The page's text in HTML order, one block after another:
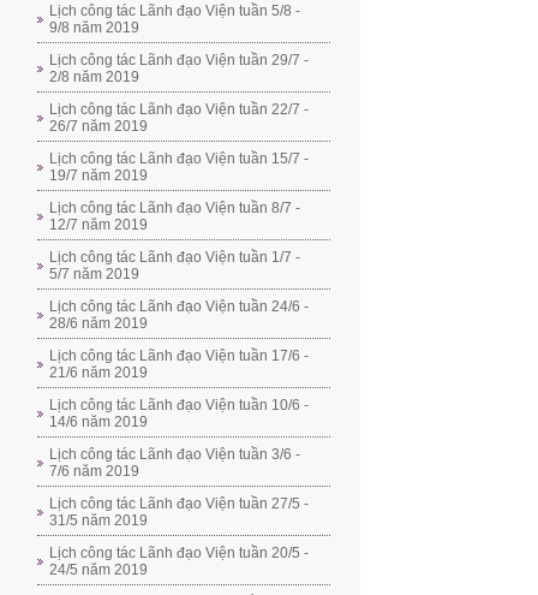
Lịch công tác Lãnh đạo Viện tuần 5/8 -
9/8 năm 2019
Lịch công tác Lãnh đạo Viện tuần 29/7 -
2/8 năm 2019
Lịch công tác Lãnh đạo Viện tuần 22/7 -
26/7 năm 2019
Lịch công tác Lãnh đạo Viện tuần 15/7 -
19/7 năm 2019
Lịch công tác Lãnh đạo Viện tuần 8/7 -
12/7 năm 2019
Lịch công tác Lãnh đạo Viện tuần 1/7 -
5/7 năm 2019
Lịch công tác Lãnh đạo Viện tuần 24/6 -
28/6 năm 2019
Lịch công tác Lãnh đạo Viện tuần 17/6 -
21/6 năm 2019
Lịch công tác Lãnh đạo Viện tuần 10/6 -
14/6 năm 2019
Lịch công tác Lãnh đạo Viện tuần 3/6 -
7/6 năm 2019
Lịch công tác Lãnh đạo Viện tuần 27/5 -
31/5 năm 2019
Lịch công tác Lãnh đạo Viện tuần 20/5 -
24/5 năm 2019